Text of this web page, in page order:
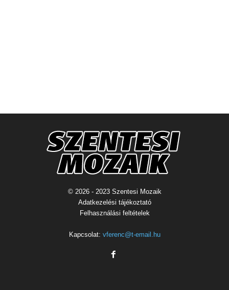
© 2026 - 2023 Szentesi Mozaik
Adatkezelési tájékoztató
Felhasználási feltételek
Kapcsolat: vferenc@t-email.hu